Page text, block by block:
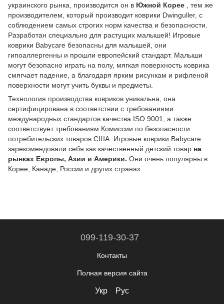
украинского рынка, производится он в Южной Корее
, тем же
производителем, который производит коврики Dwinguller, с
соблюдением самых строгих норм качества и безопасности.
Разработан специально для растущих малышей! Игровые
коврики Babycare безопасны для малышей, они
гипоаллергенны и прошли европейский стандарт. Малыши
могут безопасно играть на полу, мягкая поверхность коврика
смягчает падение, а благодаря ярким рисункам и рифленой
поверхности могут учить буквы и предметы.
Технология производства ковриков уникальна, она
сертифицирована в соответствии с требованиями
международных стандартов качества ISO 9001, а также
соответствует требованиям Комиссии по безопасности
потребительских товаров США. Игровые коврики Babycare
зарекомендовали себя как качественный детский товар на
рынках Европы, Азии и Америки. Они очень популярны в
Корее, Канаде, России и других странах.
099-119-30-37
Контакты
Полная версия сайта
Укр Рус